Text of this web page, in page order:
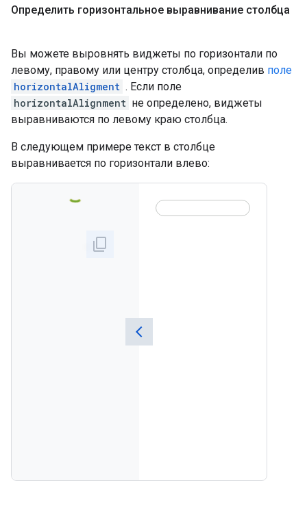
Определить горизонтальное выравнивание столбца
Вы можете выровнять виджеты по горизонтали по
левому, правому или центру столбца, определив поле
horizontalAligment . Если поле
horizontalAlignment не определено, виджеты
выравниваются по левому краю столбца.
В следующем примере текст в столбце
выравнивается по горизонтали влево: